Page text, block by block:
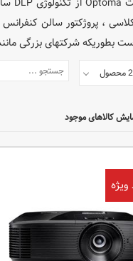
بطوریکه شرکتهای بزرگی
کالاهای موجود
ویژه